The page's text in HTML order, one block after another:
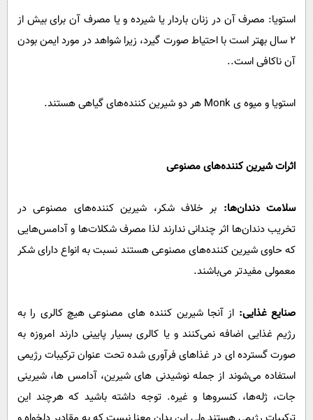
استویا: مصرف آن در زنان باردار یا شیرده و یا مصرف آن برای بیش از
2 سال بهتر است با احتیاط صورت گیرد، زیرا شواهد در مورد ایمن بودن
آن ناکافی است..
استویا و میوه ی Monk هر دو شیرین کننده‌های گیاهی هستند.
اثرات شیرین کننده‌های مصنوعی
سلامت دندان‌ها: بر خلاف شکر، شیرین‌ کننده‌‌های مصنوعی در
تخریب دندان‌ها اثر چندانی ندارند لذا مصرف شکلات‌ها و آدامس‌هایی
که حاوی شیرین کننده‌های مصنوعی هستند نسبت به انواع دارای شکر
معمولی مفید‌تر می‌‌باشند.
صنایع غذایی: از آنجا شیرین‌ کننده‌ های مصنوعی هیچ کالری را به
رژیم غذایی اضافه نمی‌‌کنند و یا کالری بسیار پایینی دارند امروزه به
صورت گسترده‌ ای در غذاهای فرآوری شده تحت عنوان ترکیبات رژیمی
استفاده می‌‌شوند از جمله نوشیدنی‌ های شیرین، آدامس ها، شیرینی‌
جات، ژله‌ها، کنسروها و غیره. توجه داشته باشید که هرچند این